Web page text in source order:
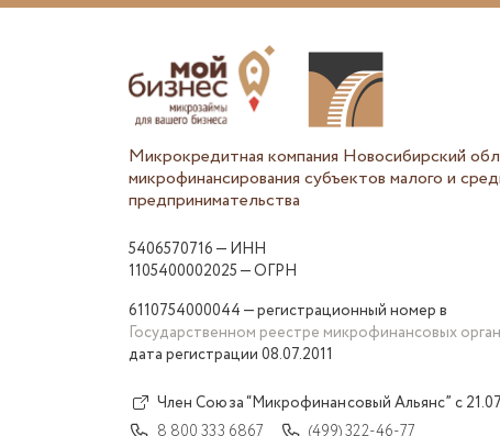
Микрокредитная компания Новосибирский
микрофинансирования субъектов малого и
предпринимательства
5406570716 — ИНН
1105400002025 — ОГРН
6110754000044 — регистрационный номер в
Государственном реестре микрофинансовых
дата регистрации 08.07.2011
Член Союза “Микрофинансовый Альянс” с
8 800 333 6867
(499) 322-46-77